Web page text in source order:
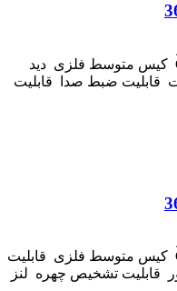
دوربین مداربسته چیرکار مدل CH-365 کیس متوسط فلزی دید
لایت قابلیت ضبط صدا قابلیت
دوربین مداربسته چیرکار مدل CH-360 کیس متوسط فلزی قابلیت
قابلیت تشخیص چهره لنز